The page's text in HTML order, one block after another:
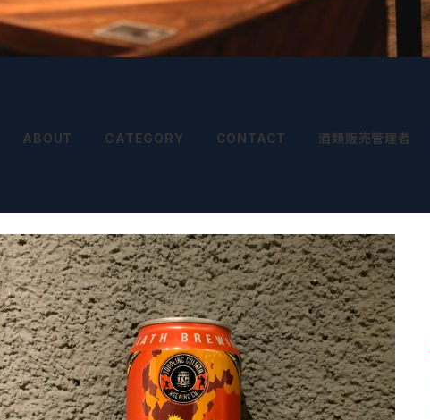
ABOUT CATEGORY CONTACT 酒類販売管理者